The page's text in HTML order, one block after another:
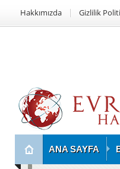
Hakkımızda Gizlilik
ANA SAYFA